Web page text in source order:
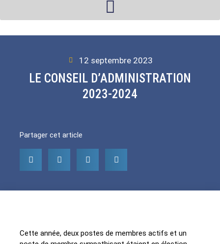
12 septembre 2023
LE CONSEIL D’ADMINISTRATION
2023-2024
Partager cet article
Cette année, deux postes de membres actifs et un